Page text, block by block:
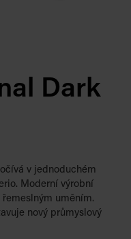
Dark
v jednoduchém
Moderní výrobní
uměním.
nový průmyslový